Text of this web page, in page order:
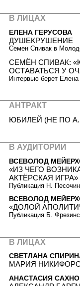
В ЛИЦАХ
ЕЛЕНА ГЕРУСОВА
ДУШЕКРУШЕНИЕ
Семен Спивак в
СЕМЁН СПИВАК:
ОСТАВАТЬСЯ У
Интервью берет
АНТРАКТ
ЮБИЛЕЙ (НЕ ПО
В АУДИТОРИИ
ВСЕВОЛОД
«ИЗ ЧЕГО
АКТЁРСКАЯ ИГРА»
Публикация Н.
ВСЕВОЛОД
«ДОЛОЙ
Публикация Б.
В ЛИЦАХ
СВЕТЛАНА
МАРИЯ
АНАСТАСИЯ